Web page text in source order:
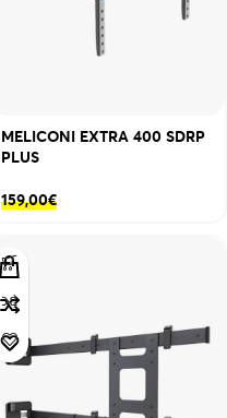
MELICONI EXTRA 400 SDRP
PLUS
159,00€